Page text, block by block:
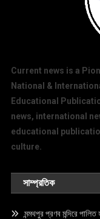
Current news is a
National &
Educational
news, international
educational
culture.
সাম্প্রতিক
মন্মথপুর প্রণব মন্দিরে